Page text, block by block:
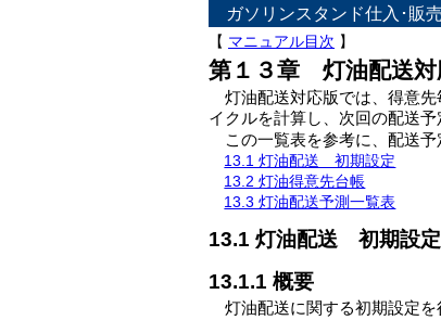
ガソリンスタンド仕入･販
【 マニュアル目次 】
第１３章 灯油配送対
灯油配送対応版では、得意
イクルを計算し、次回の配送
この一覧表を参考に、配送予
13.1 灯油配送 初期設定
13.2 灯油得意先台帳
13.3 灯油配送予測一覧表
13.1 灯油配送 初期設定
13.1.1 概要
灯油配送に関する初期設定を